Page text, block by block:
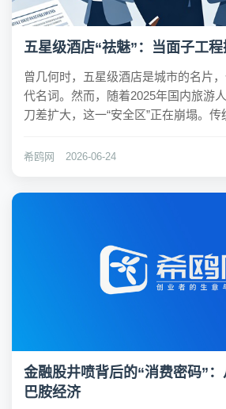
五星级酒店“祛魅”：当面子工
曾几何时，五星级酒店是城市的名片
代名词。然而，随着2025年国内旅游
刀差扩大，这一“安全区”正在崩塌。
消费需求分层后的精准抛弃。当“住五
希鸥网 2026-06-24
金融股井喷背后的“消费密码”
巴胺经济